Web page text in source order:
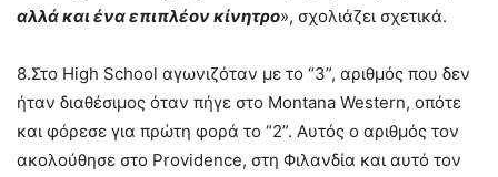
αλλά και ένα επιπλέον κίνητρο», σχολιάζει σχετικά.
8.Στο High School αγωνιζόταν με το “3”, αριθμός που δεν
ήταν διαθέσιμος όταν πήγε στο Montana Western, οπότε
και φόρεσε για πρώτη φορά το “2”. Αυτός ο αριθμός τον
ακολούθησε στο Providence, στη Φιλανδία και αυτό τον